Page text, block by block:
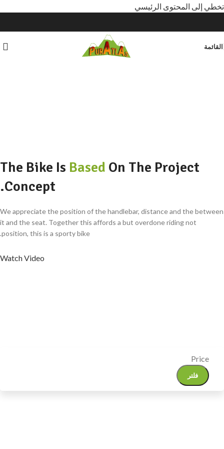
تخطي إلى المحتوى الرئيسي
القائمة
The Bike Is Based On The Project
Concept.
We appreciate the position of the handlebar, distance and the between
it and the seat. Together this affords a but overdone riding not
position, this is a sporty bike.
Watch Video
Price
فلتر